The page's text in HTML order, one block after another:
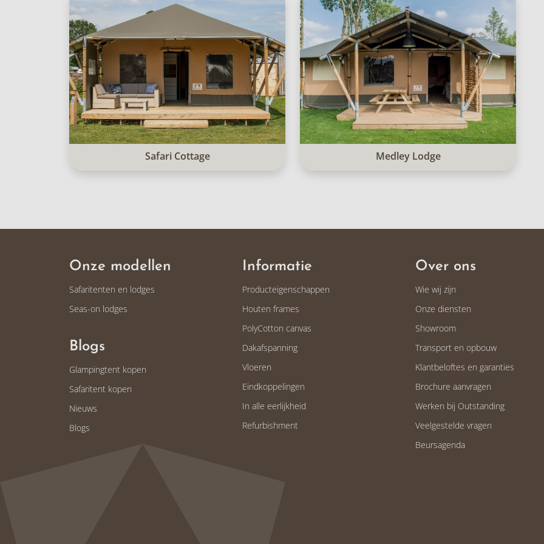
Safari Cottage Medley Lodge
Onze modellen
Safaritenten en lodges
Seas-on lodges
Blogs
Glampingtent kopen
Safaritent kopen
Nieuws
Blogs
Informatie
Producteigenschappen
Houten frames
PolyCotton canvas
Dakafspanning
Vloeren
Eindkoppelingen
In alle eerlijkheid
Refurbishment
Over ons
Wie wij zijn
Onze diensten
Showroom
Transport en opbouw
Klantbeloftes en garanties
Brochure aanvragen
Werken bij Outstanding
Veelgestelde vragen
Beursagenda